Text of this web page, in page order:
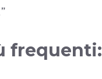
frequenti: